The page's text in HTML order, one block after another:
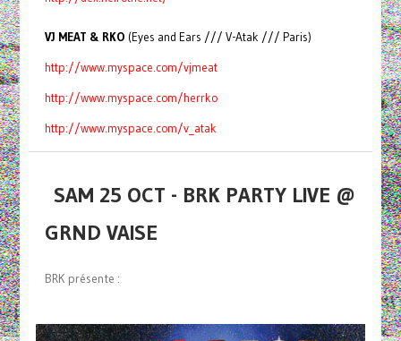
VJ MEAT & RKO (Eyes and Ears /// V-Atak /// Paris)
http://www.myspace.com/vjmeat
http://www.myspace.com/herrko
http://www.myspace.com/v_atak
SAM 25 OCT - BRK PARTY LIVE @
GRND VAISE
BRK présente :